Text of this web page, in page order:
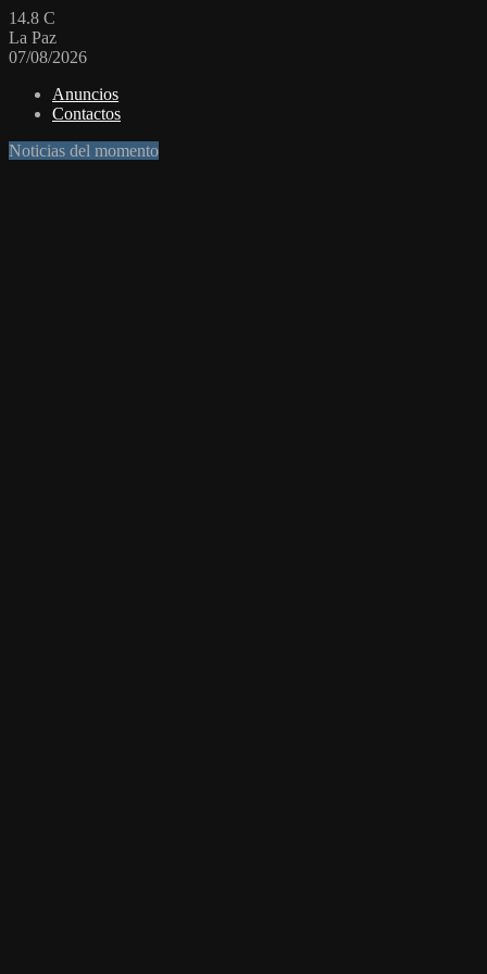
14.8 C
La Paz
07/08/2026
Anuncios
Contactos
Noticias del momento